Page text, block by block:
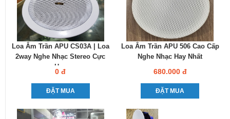
Loa Âm Trần APU CS03A | Loa
2way Nghe Nhạc Stereo Cực
Hay
0 đ
ĐẶT MUA
Loa Âm Trần APU 506 Cao Cấp
Nghe Nhạc Hay Nhất
680.000 đ
ĐẶT MUA